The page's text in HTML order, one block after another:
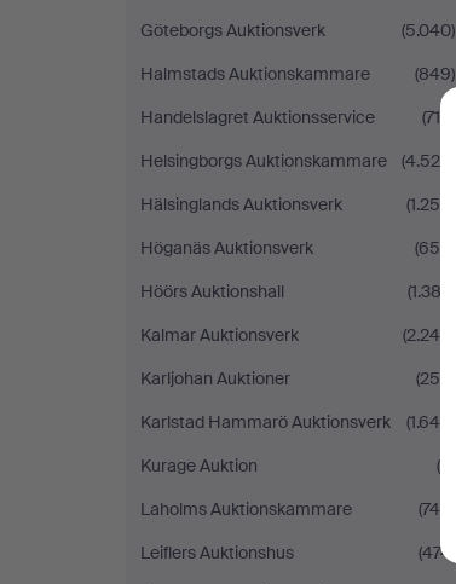
Göteborgs Auktionsverk
(5.040)
Halmstads Auktionskammare
(849)
Handelslagret Auktionsservice
(715)
Helsingborgs Auktionskammare
(4.520)
Hälsinglands Auktionsverk
(1.258)
Höganäs Auktionsverk
(656)
Höörs Auktionshall
(1.382)
Kalmar Auktionsverk
(2.246)
Karljohan Auktioner
(256)
Karlstad Hammarö Auktionsverk
(1.640)
Kurage Auktion
(4)
Laholms Auktionskammare
(746)
Leiflers Auktionshus
(474)